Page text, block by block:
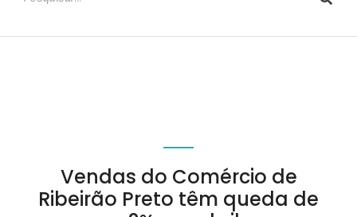
Vendas do Comércio de
Ribeirão Preto têm queda de